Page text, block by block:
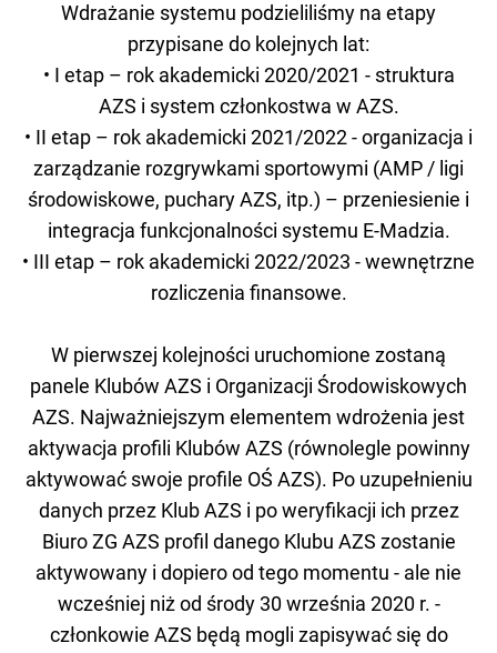
Wdrażanie systemu podzieliliśmy na etapy
przypisane do kolejnych lat:
• I etap – rok akademicki 2020/2021 - struktura
AZS i system członkostwa w AZS.
• II etap – rok akademicki 2021/2022 - organizacja i
zarządzanie rozgrywkami sportowymi (AMP / ligi
środowiskowe, puchary AZS, itp.) – przeniesienie i
integracja funkcjonalności systemu E-Madzia.
• III etap – rok akademicki 2022/2023 - wewnętrzne
rozliczenia finansowe.
W pierwszej kolejności uruchomione zostaną
panele Klubów AZS i Organizacji Środowiskowych
AZS. Najważniejszym elementem wdrożenia jest
aktywacja profili Klubów AZS (równolegle powinny
aktywować swoje profile OŚ AZS). Po uzupełnieniu
danych przez Klub AZS i po weryfikacji ich przez
Biuro ZG AZS profil danego Klubu AZS zostanie
aktywowany i dopiero od tego momentu - ale nie
wcześniej niż od środy 30 września 2020 r. -
członkowie AZS będą mogli zapisywać się do